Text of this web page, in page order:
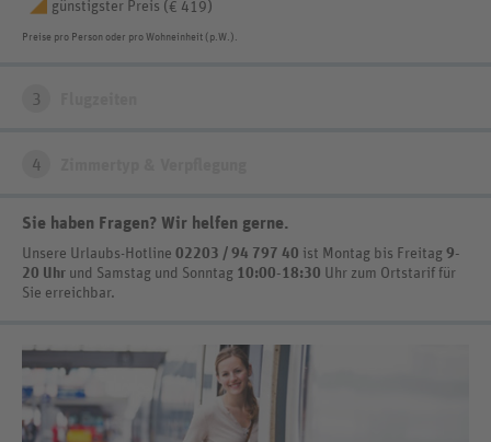
günstigster Preis (€ 419)
Preise pro Person oder pro Wohneinheit (p.W.).
3
4
Sie haben Fragen? Wir helfen gerne.
Unsere Urlaubs-Hotline 02203 / 94 797 40 ist Montag bis Freitag 9-
20 Uhr und Samstag und Sonntag 10:00-18:30 Uhr zum Ortstarif für
Sie erreichbar.